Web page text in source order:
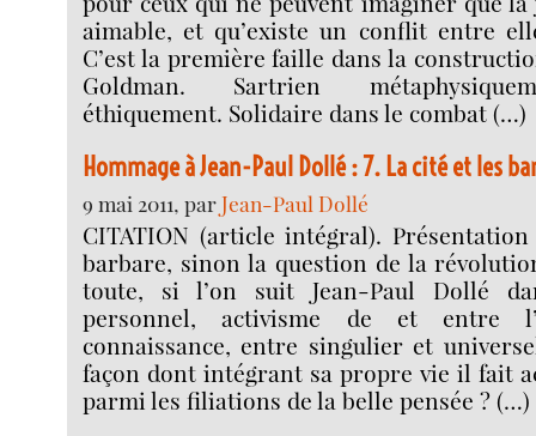
aimable, et qu’existe un conflit entre
C’est la première faille dans la
Goldman. Sartrien
éthiquement. Solidaire dans le combat (…)
Hommage à Jean-Paul Dollé : 7. La cité et les
9 mai 2011, parJean-Paul Dollé
CITATION (article intégral). Présentation
barbare, sinon la question de la
toute, si l’on suit Jean-Paul Dollé
personnel, activisme de et entre
connaissance, entre singulier et
façon dont intégrant sa propre vie il fait
parmi les filiations de la belle pensée ? (…)